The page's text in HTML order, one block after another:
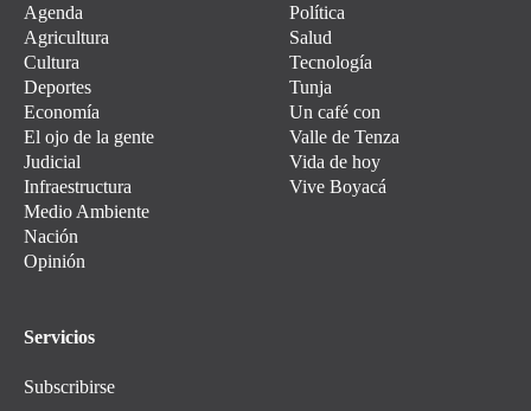
Agenda
Agricultura
Cultura
Deportes
Economía
El ojo de la gente
Judicial
Infraestructura
Medio Ambiente
Nación
Opinión
Política
Salud
Tecnología
Tunja
Un café con
Valle de Tenza
Vida de hoy
Vive Boyacá
Servicios
Subscribirse